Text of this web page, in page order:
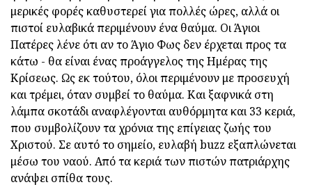
μερικές φορές καθυστερεί για πολλές ώρες, αλλά οι
πιστοί ευλαβικά περιμένουν ένα θαύμα. Οι Άγιοι
Πατέρες λένε ότι αν το Άγιο Φως δεν έρχεται προς τα
κάτω - θα είναι ένας προάγγελος της Ημέρας της
Κρίσεως. Ως εκ τούτου, όλοι περιμένουν με προσευχή
και τρέμει, όταν συμβεί το θαύμα. Και ξαφνικά στη
λάμπα σκοτάδι αναφλέγονται αυθόρμητα και 33 κεριά,
που συμβολίζουν τα χρόνια της επίγειας ζωής του
Χριστού. Σε αυτό το σημείο, ευλαβή buzz εξαπλώνεται
μέσω του ναού. Από τα κεριά των πιστών πατριάρχης
ανάψει σπίθα τους.